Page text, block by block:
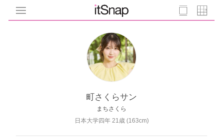
町さくらサン
まちさくら
日本大学四年 21歳 (163cm)